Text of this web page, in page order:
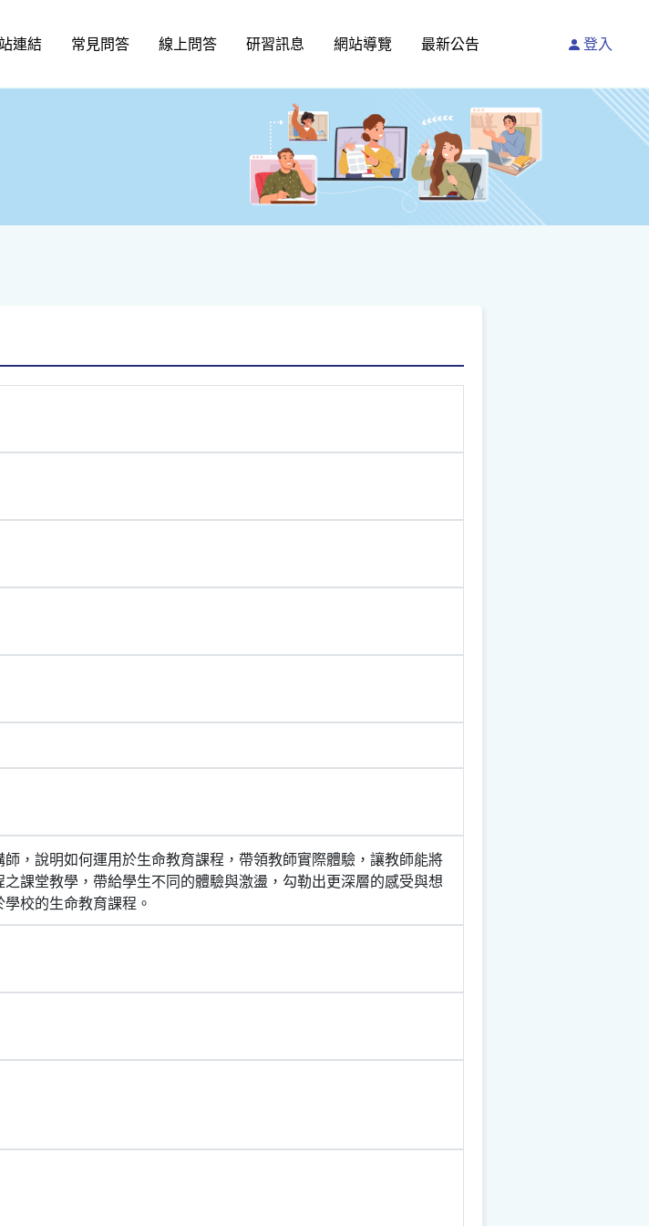
連結 常見問答 線上問答 研習訊息 網站導覽 最新公告 登入
，說明如何運用於生命教育課程，帶領教師實際體驗，讓教師能將
課堂教學，帶給學生不同的體驗與激盪，勾勒出更深層的感受與想
校的生命教育課程。